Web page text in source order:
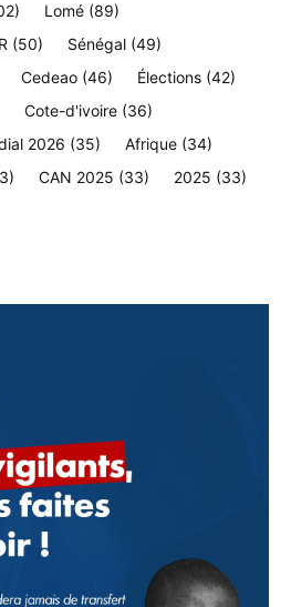
Lomé (89)
(50) Sénégal (49)
Cedeao (46) Élections (42)
Cote-d'ivoire (36)
2026 (35) Afrique (34)
CAN 2025 (33) 2025 (33)